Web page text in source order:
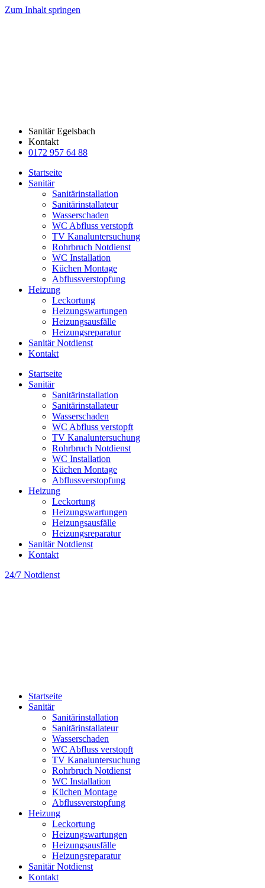
Zum Inhalt springen
Sanitär Egelsbach
Kontakt
0172 957 64 88
Startseite
Sanitär
Sanitärinstallation
Sanitärinstallateur
Wasserschaden
WC Abfluss verstopft
TV Kanaluntersuchung
Rohrbruch Notdienst
WC Installation
Küchen Montage
Abflussverstopfung
Heizung
Leckortung
Heizungswartungen
Heizungsausfälle
Heizungsreparatur
Sanitär Notdienst
Kontakt
Startseite
Sanitär
Sanitärinstallation
Sanitärinstallateur
Wasserschaden
WC Abfluss verstopft
TV Kanaluntersuchung
Rohrbruch Notdienst
WC Installation
Küchen Montage
Abflussverstopfung
Heizung
Leckortung
Heizungswartungen
Heizungsausfälle
Heizungsreparatur
Sanitär Notdienst
Kontakt
24/7 Notdienst
Startseite
Sanitär
Sanitärinstallation
Sanitärinstallateur
Wasserschaden
WC Abfluss verstopft
TV Kanaluntersuchung
Rohrbruch Notdienst
WC Installation
Küchen Montage
Abflussverstopfung
Heizung
Leckortung
Heizungswartungen
Heizungsausfälle
Heizungsreparatur
Sanitär Notdienst
Kontakt